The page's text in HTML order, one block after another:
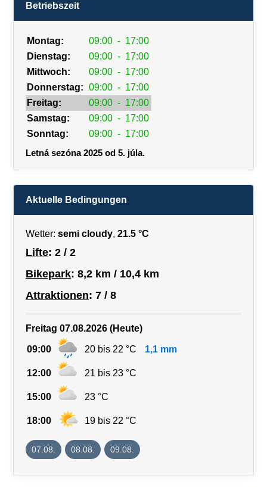
Betriebszeit
Montag: 09:00 - 17:00
Dienstag:
09:00 - 17:00
Mittwoch:
09:00 - 17:00
Donnerstag: 09:00 - 17:00
Freitag:
09:00 - 17:00
Samstag:
09:00 - 17:00
Sonntag:
09:00 - 17:00
Letná sezóna 2025 od 5. júla.
Aktuelle Bedingungen
Wetter: semi cloudy, 21.5 °C
Lifte: 2 / 2
Bikepark: 8,2 km / 10,4 km
Attraktionen: 7 / 8
Freitag 07.08.2026 (Heute)
09:00 20 bis 22 °C 1,1 mm
12:00 21 bis 23 °C
15:00 23 °C
18:00 19 bis 22 °C
07.08. 08.08. 09.08.